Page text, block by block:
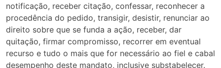
notificação, receber citação, confessar, reconhecer a
procedência do pedido, transigir, desistir, renunciar ao
direito sobre que se funda a ação, receber, dar
quitação, firmar compromisso, recorrer em eventual
recurso e tudo o mais que for necessário ao fiel e cabal
desempenho deste mandato, inclusive substabelecer.